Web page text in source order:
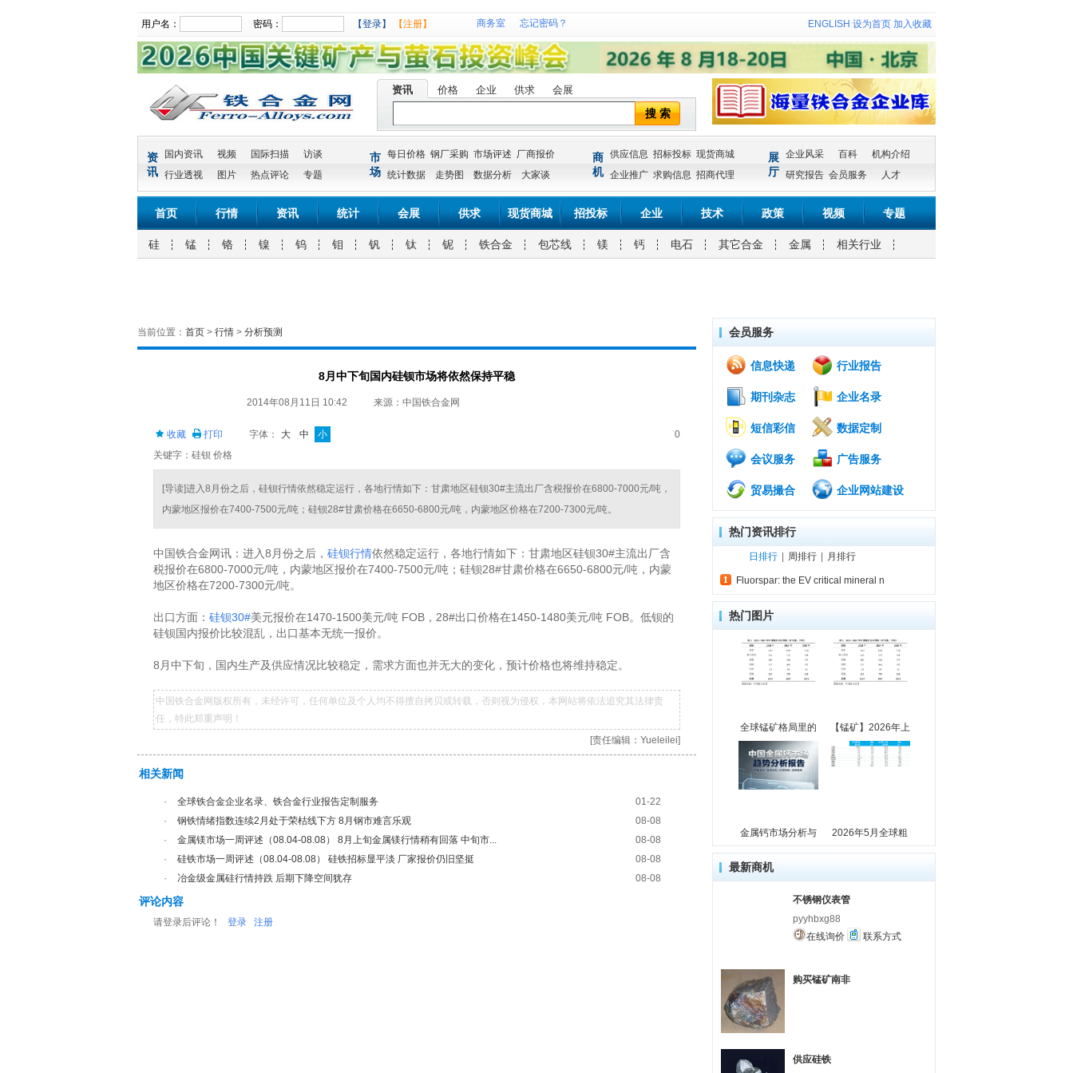
用户名： 密码： 【登录】 【注册】 商务室 忘记密码？ ENGLISH 设为首页 加入收藏
资讯 价格 企业 供求 会展
搜 索
资
讯
国内资讯 视频 国际扫描
访谈
行业透视
图片 热点评论 专题
市
场
每日价格 钢厂采购 市场评述 厂商报价
统计数据
走势图 数据分析 大家谈
商
机
供应信息 招标投标 现货商城
企业推广 求购信息 招商代理
展
厅
企业风采 百科
机构介绍
研究报告 会员服务 人才
首页 行情 资讯 统计 会展 供求 现货商城 招投标 企业 技术 政策 视频 专题
硅 锰 铬 镍 钨 钼 钒 钛 铌 铁合金 包芯线 镁 钙 电石 其它合金 金属 相关行业
当前位置： 首页 > 行情 > 分析预测
8月中下旬国内硅钡市场将依然保持平稳
2014年08月11日 10:42 来源：中国铁合金网
收藏 打印 字体： 大 中 小
0
关键字：硅钡 价格
[导读]进入8月份之后，硅钡行情依然稳定运行，各地行情如下：甘肃地区硅钡30#主流出厂含税报价在6800-7000元/吨，
内蒙地区报价在7400-7500元/吨；硅钡28#甘肃价格在6650-6800元/吨，内蒙地区价格在7200-7300元/吨。
中国铁合金网讯：进入8月份之后， 硅钡行情依然稳定运行，各地行情如下：甘肃地区硅钡30#主流出厂含
税报价在6800-7000元/吨，内蒙地区报价在7400-7500元/吨；硅钡28#甘肃价格在6650-6800元/吨，内蒙
地区价格在7200-7300元/吨。
出口方面： 硅钡30#美元报价在1470-1500美元/吨 FOB，28#出口价格在1450-1480美元/吨 FOB。低钡的
硅钡国内报价比较混乱，出口基本无统一报价。
8月中下旬，国内生产及供应情况比较稳定，需求方面也并无大的变化，预计价格也将维持稳定。
中国铁合金网版权所有，未经许可，任何单位及个人均不得擅自拷贝或转载，否则视为侵权，本网站将依法追究其法律责
任，特此郑重声明！
[责任编辑：Yueleilei]
相关新闻
· 全球铁合金企业名录、铁合金行业报告定制服务
01-22
·
钢铁情绪指数连续2月处于荣枯线下方 8月钢市难言乐观
08-08
·
金属镁市场一周评述（08.04-08.08） 8月上旬金属镁行情稍有回落 中旬市...
08-08
·
硅铁市场一周评述（08.04-08.08） 硅铁招标显平淡 厂家报价仍旧坚挺
08-08
·
冶金级金属硅行情持跌 后期下降空间犹存 08-08
评论内容
请登录后评论！ 登录 注册
会员服务
信息快递 行业报告
期刊杂志 企业名录
短信彩信 数据定制
会议服务 广告服务
贸易撮合 企业网站建设
热门资讯排行
日排行 周排行 月排行
Fluorspar: the EV critical mineral n
热门图片
全球锰矿格局里的 【锰矿】2026年上
金属钙市场分析与 2026年5月全球粗
最新商机
不锈钢仪表管
pyyhbxg88
在线询价
联系方式
购买锰矿南非
供应硅铁